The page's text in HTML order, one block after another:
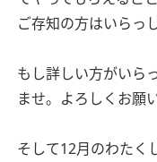
ご存知の方はいらっ
もし詳しい方がいら
ませ。よろしくお願
そして12月のわたく